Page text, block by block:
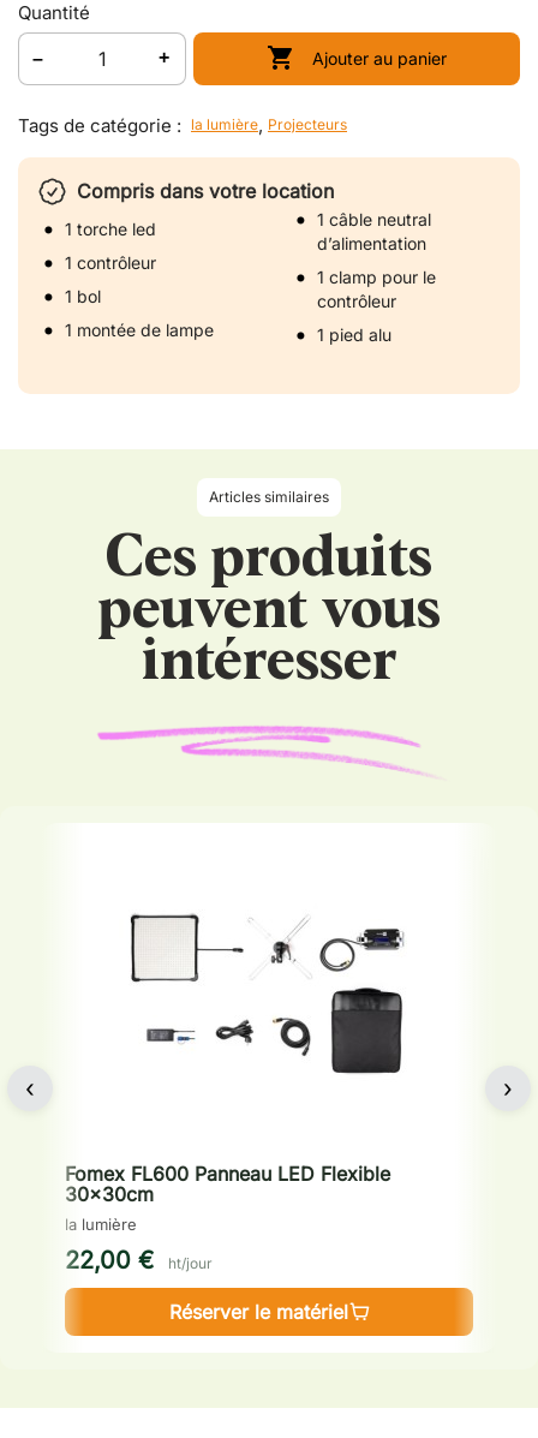
Quantité
 Ajouter au panier
Tags de catégorie : la lumière, Projecteurs
Compris dans votre location
1 torche led
1 contrôleur
1 bol
1 montée de lampe
1 câble neutral
d’alimentation
1 clamp pour le
contrôleur
1 pied alu
Articles similaires
Ces produits
peuvent vous
intéresser
‹
Fomex FL600 Panneau LED Flexible
30x30cm
la lumière
22,00 € ht/jour
Réserver le matériel
›